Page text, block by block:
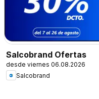
Salcobrand Ofertas
desde viernes 06.08.2026
Salcobrand